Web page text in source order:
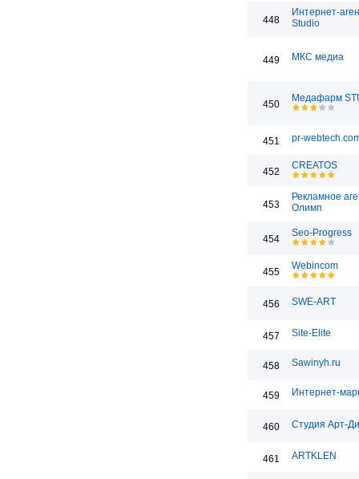
448
Интернет-
Studio
449 МКС медиа
450
Медафарм
451 pr-
452
CREATOS
453
Рекламное
Олимп
454
Seo-Progress
455
Webincom
456 SWE-ART
457 Site-Elite
458 Sawinyh.ru
459 Интернет-
460 Студия Арт-
461 ARTKLEN